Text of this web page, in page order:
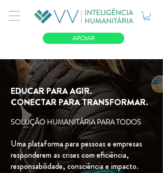
APOIAR
EDUCAR PARA AGIR.
CONECTAR PARA TRANSFORMAR.
SOLUÇÃO HUMANITÁRIA PARA TODOS
Uma plataforma para pessoas e empresas
responderem as crises com eficiência,
responsabilidade, consciência e impacto.